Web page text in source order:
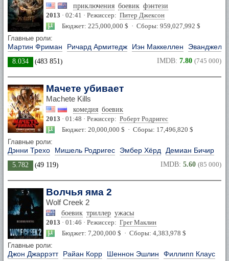
приключения боевик фэнтези
2013 · 02:41 · Режиссер: Питер Джексон
Бюджет: 225,000,000 $ · Сборы: 959,027,992 $
Главные роли:
Мартин Фриман Ричард Армитедж Иэн Маккеллен
8.034 (483 851) IMDB: 7.80 (745 000)
Мачете убивает
Machete Kills
комедия боевик
2013 · 01:48 · Режиссер: Роберт Родригес
Бюджет: 20,000,000 $ · Сборы: 17,496,820 $
Главные роли:
Дэнни Трехо Мишель Родригес Эмбер Хёрд Демиан Бичир
5.782 (49 119) IMDB: 5.60 (85 000)
Волчья яма 2
Wolf Creek 2
боевик триллер ужасы
2013 · 01:46 · Режиссер: Грег Маклин
Бюджет: 7,200,000 $ · Сборы: 4,383,978 $
Главные роли:
Джон Джаррэтт Райан Корр Шеннон Эшлин Филлипп Клаус